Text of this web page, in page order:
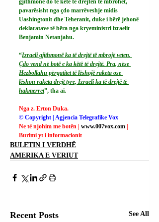
gjithmonë do të ketë të drejtën të mbrohet,
pavarësisht nga çdo marrëveshje midis
Uashingtonit dhe Teheranit, duke i bërë jehonë
deklaratave të bëra nga kryeministri izraelit
Benjamin Netanjahu.
“Izraeli gjithmonë ka të drejtë të mbrojë veten.
Çdo vend në botë e ka këtë të drejtë. Pra, nëse
Hezbollahu përgatitet të lëshojë raketa ose
lëshon raketa drejt tyre, Izraeli ka të drejtë të
hakmerret”, tha ai.
Nga z. Erton Duka.
© Copyright | Agjencia Telegrafike Vox
Ne të njohim me botën | www.007vox.com
Burimi yt i informacionit
BULETIN I VERDHË
AMERIKA E VERIUT
Recent Posts See All